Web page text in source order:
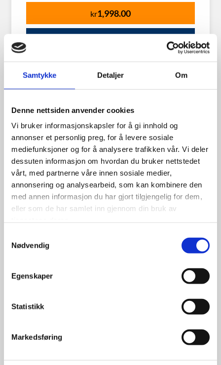
Samtykke Detaljer Om
Denne nettsiden anvender cookies
Vi bruker informasjonskapsler for å gi innhold og
annonser et personlig preg, for å levere sosiale
mediefunksjoner og for å analysere trafikken vår. Vi deler
dessuten informasjon om hvordan du bruker nettstedet
vårt, med partnerne våre innen sosiale medier,
annonsering og analysearbeid, som kan kombinere den
med annen informasjon du har gjort tilgjengelig for dem,
eller som de har samlet inn gjennom din bruk av
Nødvendig
Egenskaper
Statistikk
Markedsføring
kr1,998.00
Landsail Rapiddragon